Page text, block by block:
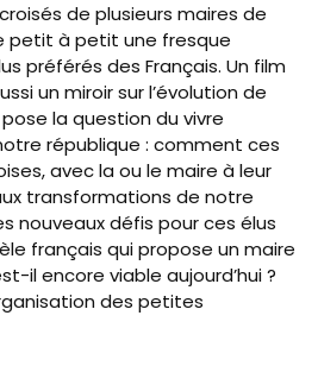
de plusieurs maires de
petit à petit une fresque
préférés des Français. Un film
un miroir sur l’évolution de
la question du vivre
république : comment ces
avec la ou le maire à leur
transformations de notre
nouveaux défis pour ces élus
français qui propose un maire
il encore viable aujourd’hui ?
des petites